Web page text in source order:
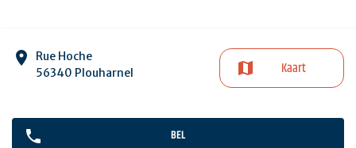
Rue Hoche
56340 Plouharnel
Kaart
BEL